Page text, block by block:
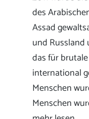
des
Assad
und Russland
das für
international
Menschen
Menschen